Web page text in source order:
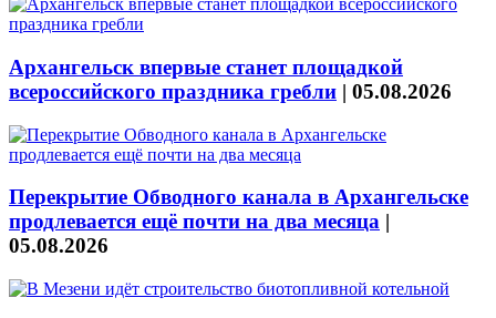
Архангельск впервые станет площадкой
всероссийского праздника гребли | 05.08.2026
Перекрытие Обводного канала в Архангельске
продлевается ещё почти на два месяца |
05.08.2026